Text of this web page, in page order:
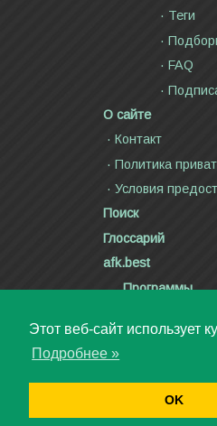
Этот веб-сайт использует
Подробнее »
OK
Теги
FAQ
О сайте
Контакт
Политика
Условия
Поиск
Глоссарий
afk.best
Программы
Стихи и
Видео
Авторское право